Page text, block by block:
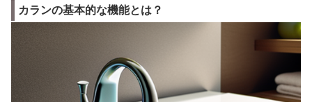
カランの基本的な機能とは？